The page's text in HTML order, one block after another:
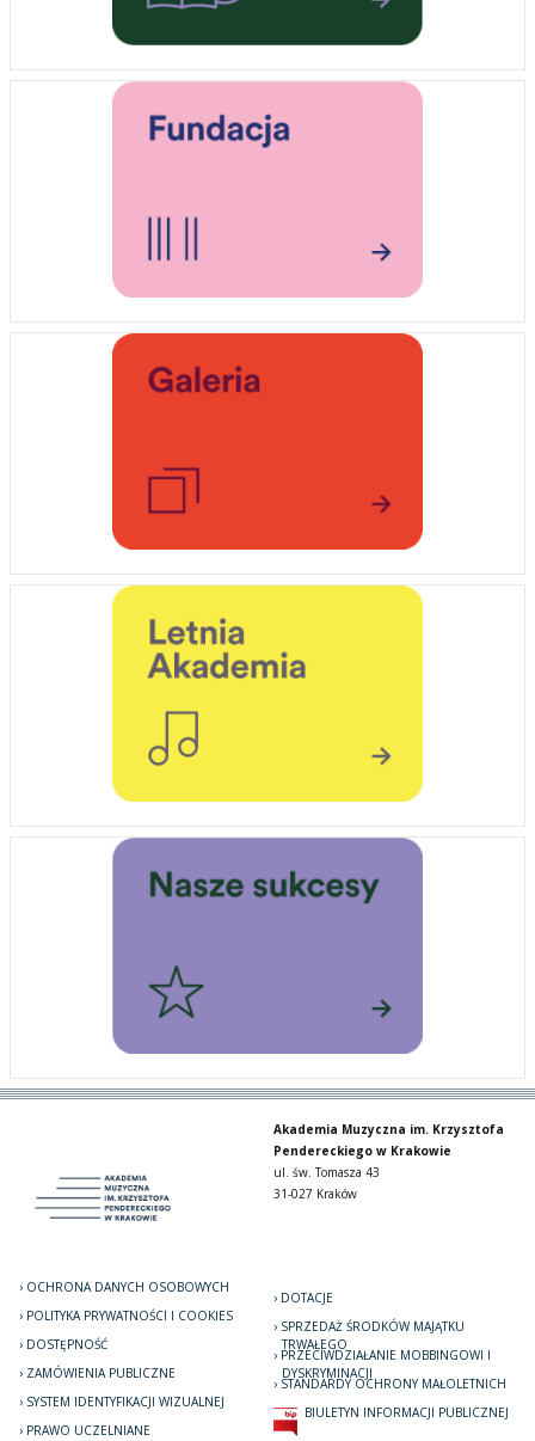
Akademia Muzyczna im. Krzysztofa
Pendereckiego w Krakowie
ul. św. Tomasza 43
31-027 Kraków
OCHRONA DANYCH OSOBOWYCH
POLITYKA PRYWATNOŚCI I COOKIES
DOSTĘPNOŚĆ
ZAMÓWIENIA PUBLICZNE
SYSTEM IDENTYFIKACJI WIZUALNEJ
PRAWO UCZELNIANE
DOTACJE
SPRZEDAŻ ŚRODKÓW MAJĄTKU
TRWAŁEGO
PRZECIWDZIAŁANIE MOBBINGOWI I
DYSKRYMINACJI
STANDARDY OCHRONY MAŁOLETNICH
BIULETYN INFORMACJI PUBLICZNEJ